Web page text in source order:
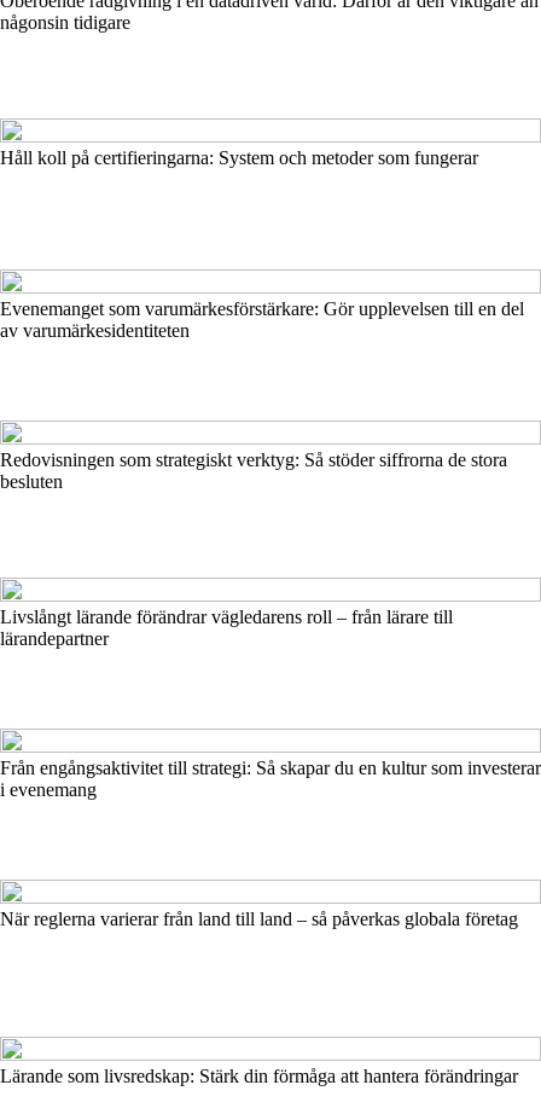
någonsin tidigare
Håll koll på certifieringarna: System och metoder som fungerar
Evenemanget som varumärkesförstärkare: Gör upplevelsen till en del
av varumärkesidentiteten
Redovisningen som strategiskt verktyg: Så stöder siffrorna de stora
besluten
Livslångt lärande förändrar vägledarens roll – från lärare till
lärandepartner
Från engångsaktivitet till strategi: Så skapar du en kultur som investerar
i evenemang
När reglerna varierar från land till land – så påverkas globala företag
Lärande som livsredskap: Stärk din förmåga att hantera förändringar